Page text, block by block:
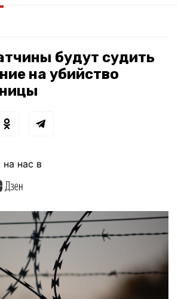
будут судить
на убийство
нас в